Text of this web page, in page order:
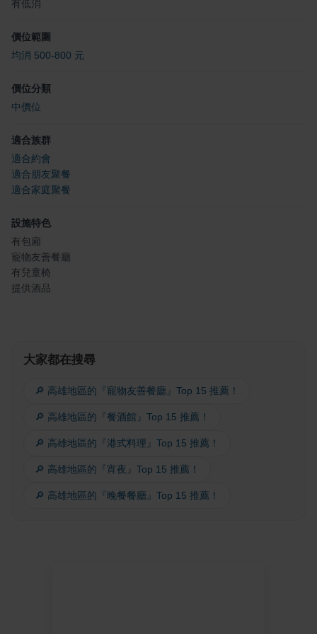
有低消
價位範圍
均消 500-800 元
價位分類
中價位
適合族群
適合約會
適合朋友聚餐
適合家庭聚餐
設施特色
有包廂
寵物友善餐廳
有兒童椅
提供酒品
大家都在搜尋
🔎 高雄地區的『寵物友善餐廳』Top 15 推薦！
🔎 高雄地區的『餐酒館』Top 15 推薦！
🔎 高雄地區的『港式料理』Top 15 推薦！
🔎 高雄地區的『宵夜』Top 15 推薦！
🔎 高雄地區的『晚餐餐廳』Top 15 推薦！